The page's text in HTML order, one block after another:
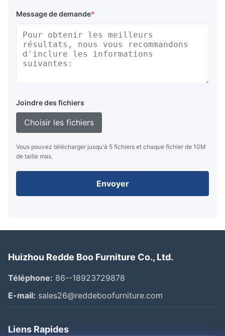
Message de demande*
Joindre des fichiers
Choisir les fichiers
Vous pouvez télécharger jusqu'à 5 fichiers et chaque fichier de 10M
de taille max.
Envoyer
Huizhou Redde Boo Furniture Co., Ltd.
Téléphone: 86--18923729878
E-mail: sales26@reddeboofurniture.com
Liens Rapides